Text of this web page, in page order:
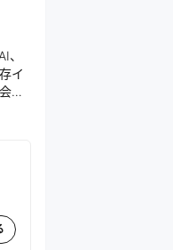
、
イ
課